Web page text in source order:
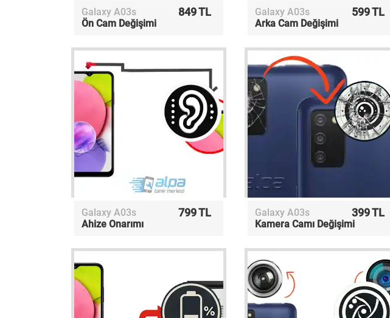
Galaxy A03s 849 TL
Ön Cam Değişimi
Galaxy A03s 599 TL
Arka Cam Değişimi
Galaxy A03s 799 TL
Ahize Onarımı
Galaxy A03s 399 TL
Kamera Camı Değişimi